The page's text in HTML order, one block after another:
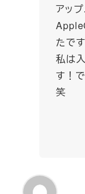
アッ
たで
私は
す！
笑